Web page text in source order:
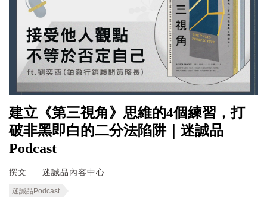
建立《第三視角》思維的4個練習，打
破非黑即白的二分法陷阱｜迷誠品
Podcast
撰文 迷誠品內容中心
迷誠品Podcast